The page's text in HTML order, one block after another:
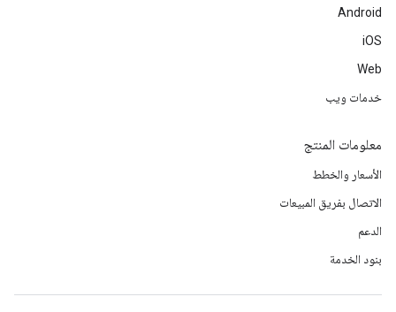
Android
iOS
Web
خدمات ويب
معلومات المنتج
الأسعار والخطط
الاتصال بفريق المبيعات
الدعم
بنود الخدمة